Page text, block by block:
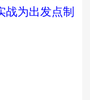
战为出发点制